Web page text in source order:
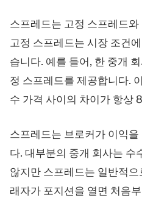
스프레드는 고정 스프레드
고정 스프레드는 시장 조건
습니다. 예를 들어, 한 중개
정 스프레드를 제공합니다.
수 가격 사이의 차이가 항상
스프레드는 브로커가 이익
다. 대부분의 중개 회사는 수
않지만 스프레드는 일반적
래자가 포지션을 열면 처음